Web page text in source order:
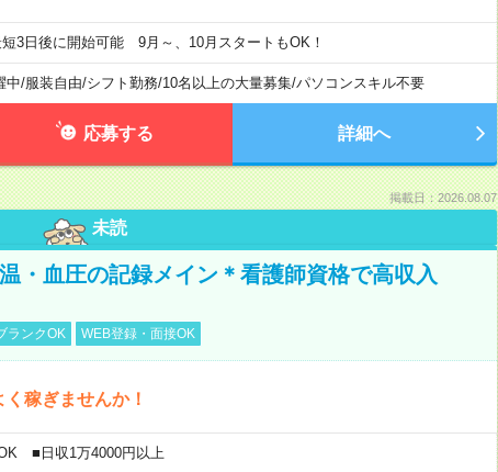
3日後に開始可能 9月～、10月スタートもOK！
中/服装自由/シフト勤務/10名以上の大量募集/パソコンスキル不要
応募する 詳細へ
掲載日：2026.08.07
未読
血圧の記録メイン＊看護師資格で高収入
ランクOK WEB登録・面接OK
稼ぎませんか！
■日収1万4000円以上